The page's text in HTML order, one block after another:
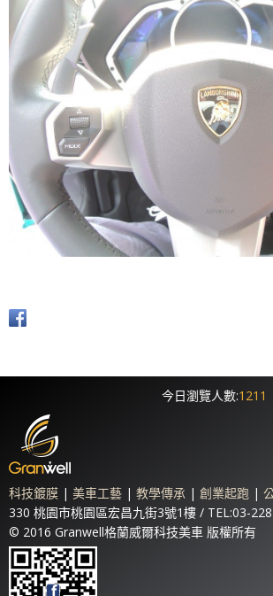
今日瀏覽人數:1211
科技鍍膜 | 美車工藝 | 教學傳承 | 創業起跑 |
330 桃園市桃園區宏昌九街3號1樓 / TEL:03-
© 2016 Granwell格蘭威爾科技美車 版權所有